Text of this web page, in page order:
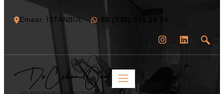
Emaar, İSTANBUL +90 (530) 341 24 54